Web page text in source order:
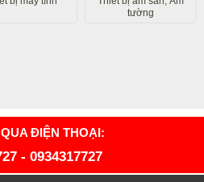
tường
ĐIỆN THOẠI:
- 0934317727